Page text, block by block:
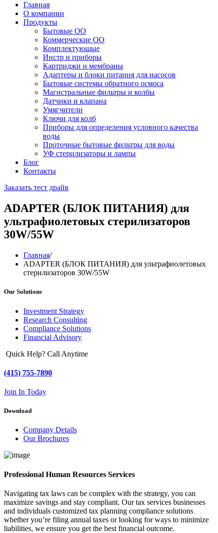
Главная
О компании
Продукты
Бытовые ОО
Коммерческие ОО
Комплектующые
Инстр и приборы
Картриджи и мембраны
Адаптеры и блоки питания для насосов
Бытовые системы обратного осмоса
Магистральные фильтры и колбы
Датчики и клапана
Умягчители
Ключи для колб
Приборы для определения условного качества
воды
Проточные бытовые фильтры для воды
УФ стерилизаторы и лампы
Блог
Контакты
Заказать тест драйв
ADAPTER (БЛОК ПИТАНИЯ) для
ультрафиолетовых стерилизаторов
30W/55W
Главная/
ADAPTER (БЛОК ПИТАНИЯ) для ультрафиолетовых
стерилизаторов 30W/55W
Our Solutions
Investment Strategy
Research Consulting
Compliance Solutions
Financial Advisory
Quick Help? Call Anytime
(415) 755-7890
Join In Today
Download
Company Details
Our Brochures
Professional Human Resources Services
Navigating tax laws can be complex with the strategy, you can
maximize savings and stay compliant. Our tax services businesses
and individuals customized tax planning compliance solutions
whether you’re filing annual taxes or looking for ways to minimize
liabilities, we ensure you get the best financial outcome.